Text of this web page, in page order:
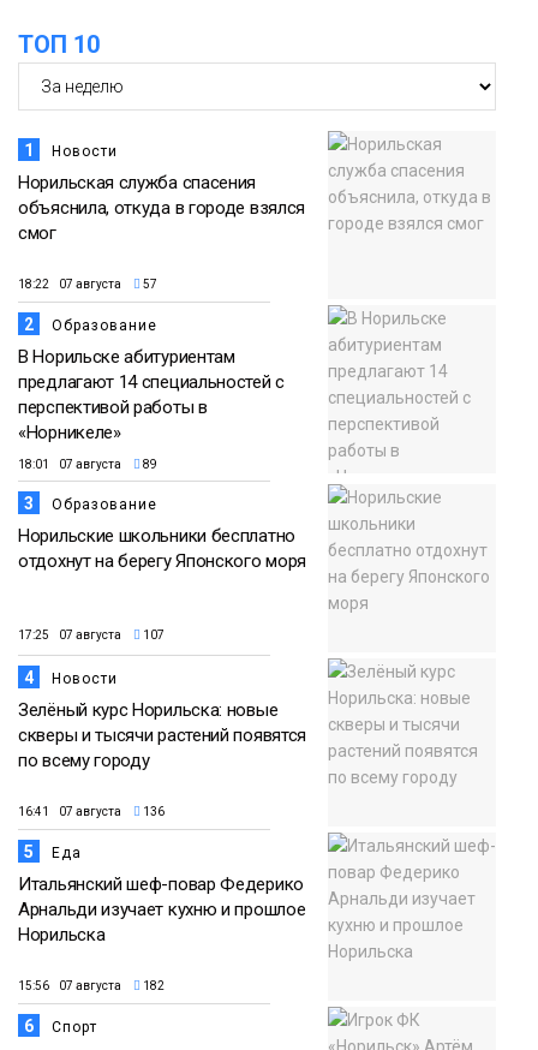
ТОП 10
1 Новости
Норильская служба спасения
объяснила, откуда в городе взялся
смог
18:22 07 августа 57
2 Образование
В Норильске абитуриентам
предлагают 14 специальностей с
перспективой работы в
«Норникеле»
18:01 07 августа 89
3 Образование
Норильские школьники бесплатно
отдохнут на берегу Японского моря
17:25 07 августа 107
4 Новости
Зелёный курс Норильска: новые
скверы и тысячи растений появятся
по всему городу
16:41 07 августа 136
5 Еда
Итальянский шеф-повар Федерико
Арнальди изучает кухню и прошлое
Норильска
15:56 07 августа 182
6 Спорт